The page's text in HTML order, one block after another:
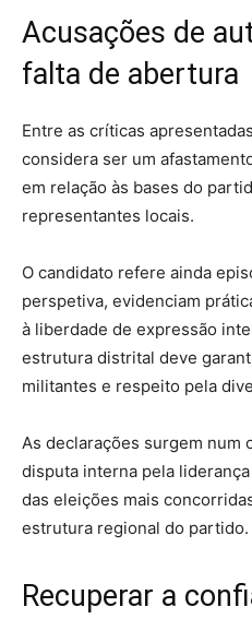
Acusações de
falta de abertura
Entre as críticas
considera ser um
em relação às bases do
representantes locais.
O candidato refere ainda
perspetiva, evidenciam
à liberdade de expressão
estrutura distrital deve
militantes e respeito pela
As declarações surgem num
disputa interna pela
das eleições mais
estrutura regional do partido.
Recuperar a